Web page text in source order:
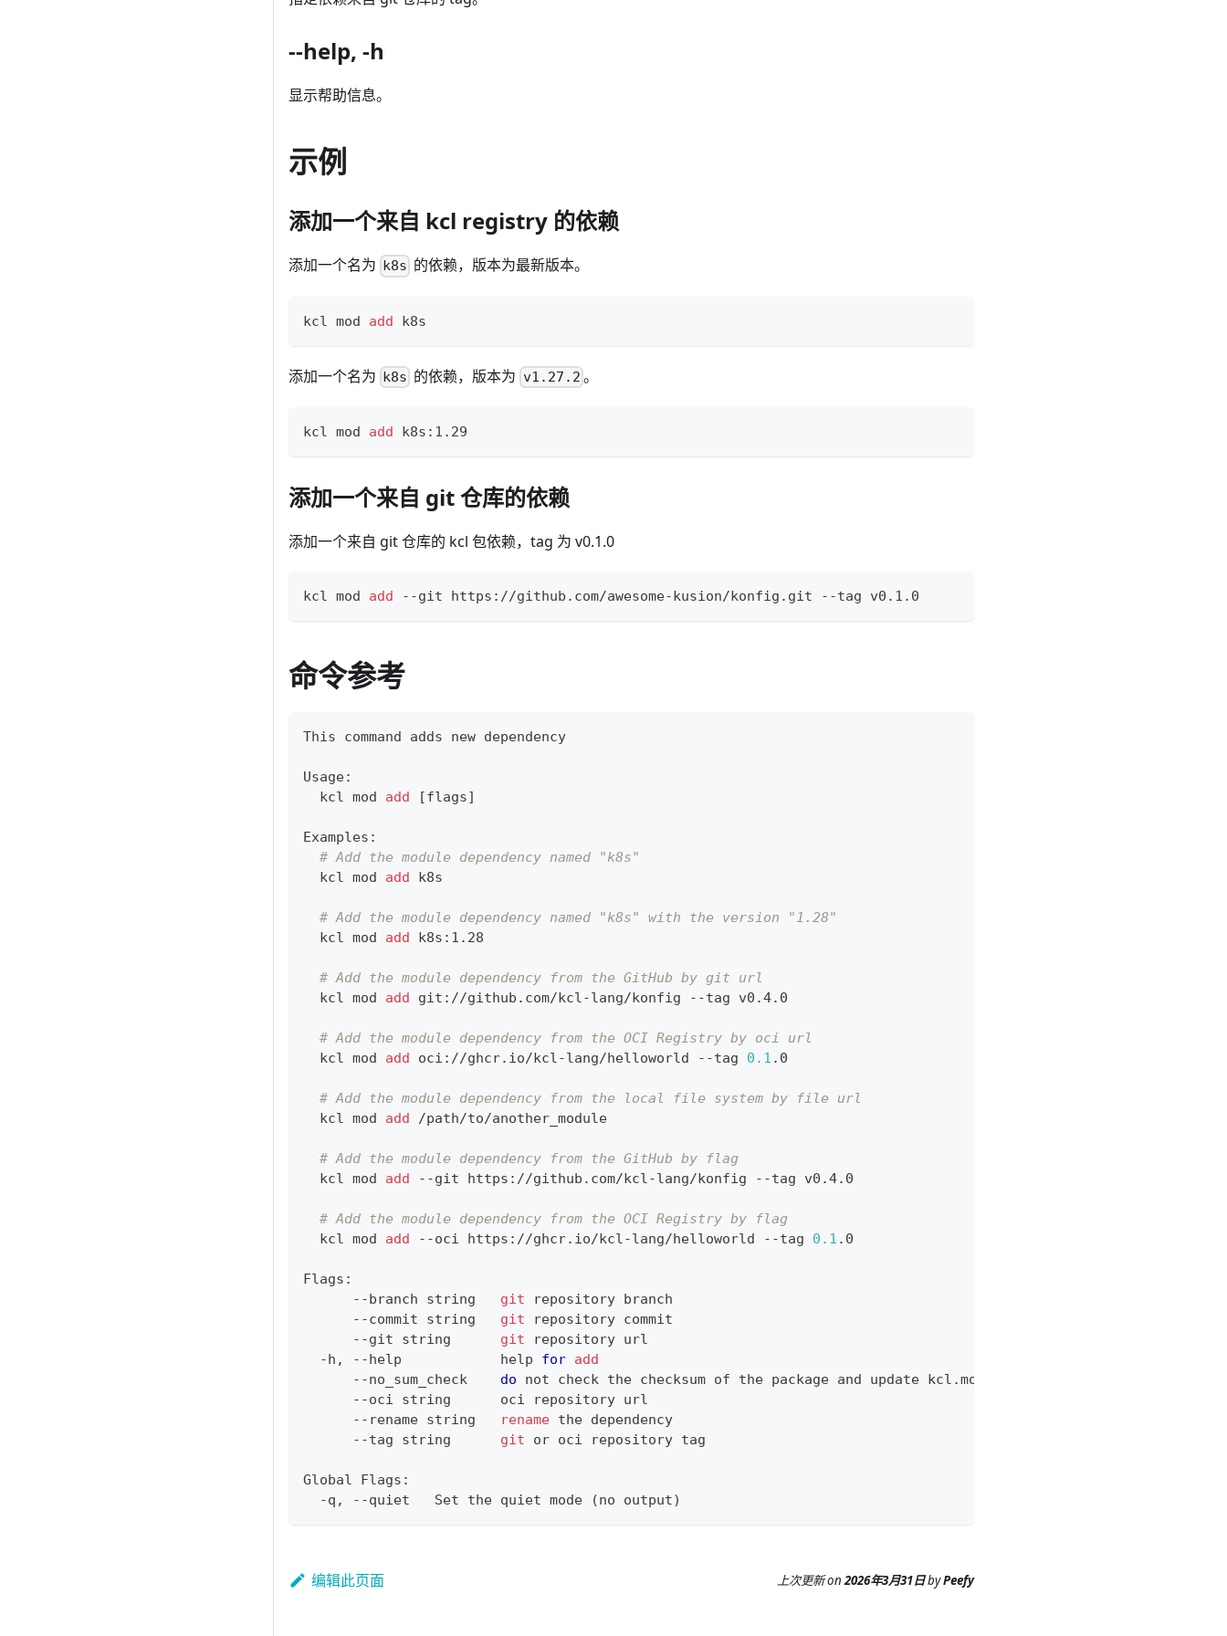
--help, -h
显示帮助信息。
示例
添加一个来自 kcl registry 的依赖
添加一个名为 k8s 的依赖，版本为最新版本。
kcl mod add k8s
添加一个名为 k8s 的依赖，版本为 v1.27.2 。
kcl mod add k8s:1.29
添加一个来自 git 仓库的依赖
添加一个来自 git 仓库的 kcl 包依赖，tag 为 v0.1.0
kcl mod add --git https://github.com/awesome-kusion/konfig.git --tag v0.1.0
命令参考
This command adds new dependency
Usage:
  kcl mod
add [flags]
Examples:
# Add the module dependency named "k8s"
  kcl mod
add k8s
# Add the module dependency named "k8s" with the version "1.28"
  kcl mod
add k8s:1.28
# Add the module dependency from the GitHub by git url
  kcl mod
add git://github.com/kcl-lang/konfig --tag v0.4.0
# Add the module dependency from the OCI Registry by oci url
  kcl mod
add oci://ghcr.io/kcl-lang/helloworld --tag 0.1 .0
# Add the module dependency from the local file system by file url
  kcl mod
add /path/to/another_module
# Add the module dependency from the GitHub by flag
  kcl mod
add --git https://github.com/kcl-lang/konfig --tag v0.4.0
# Add the module dependency from the OCI Registry by flag
  kcl mod
add --oci https://ghcr.io/kcl-lang/helloworld --tag 0.1 .0
Flags:
      --branch string
git repository branch
      --commit string
git repository commit
      --git string
git repository url
  -h, --help
help for add
      --no_sum_check
do not check the checksum of the package and update kcl.mod.lock
      --oci string      oci repository url
      --rename string
rename the dependency
      --tag string
git or oci repository tag
Global Flags:
  -q, --quiet   Set the quiet mode
(no output)
编辑此页面 上次更新on2026年3月31日byPeefy